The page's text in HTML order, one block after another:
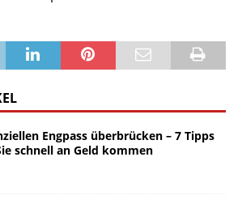
Engpass überbrücken – 7 Tipps
schnell an Geld kommen